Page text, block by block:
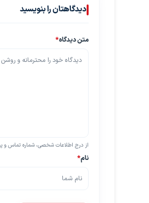
دیدگاهتان را بنویسید
متن دیدگاه*
از درج اطلاعات شخصی، شماره تماس و
نام*